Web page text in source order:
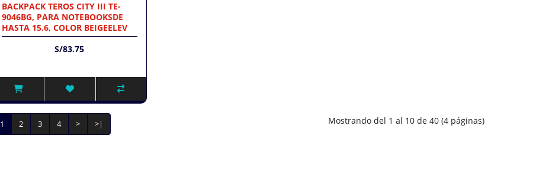
BACKPACK TEROS CITY III TE-
9046BG, PARA NOTEBOOKSDE
HASTA 15.6, COLOR BEIGEELEV
S/83.75
1 2 3 4 > >| Mostrando del 1 al 10 de 40 (4 páginas)